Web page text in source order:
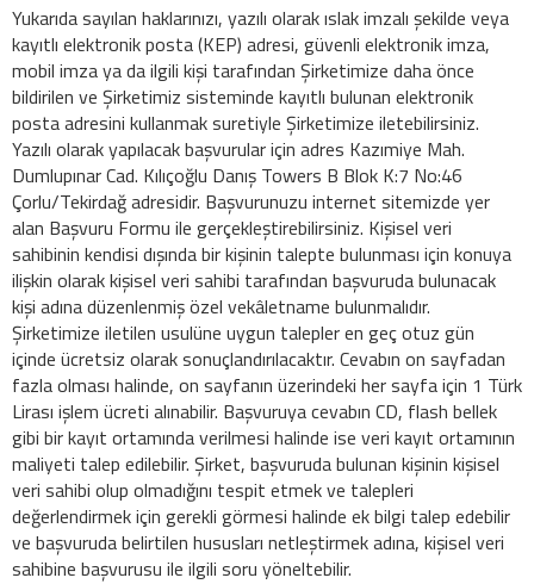
Yukarıda sayılan haklarınızı, yazılı olarak ıslak imzalı şekilde veya
kayıtlı elektronik posta (KEP) adresi, güvenli elektronik imza,
mobil imza ya da ilgili kişi tarafından Şirketimize daha önce
bildirilen ve Şirketimiz sisteminde kayıtlı bulunan elektronik
posta adresini kullanmak suretiyle Şirketimize iletebilirsiniz.
Yazılı olarak yapılacak başvurular için adres Kazımiye Mah.
Dumlupınar Cad. Kılıçoğlu Danış Towers B Blok K:7 No:46
Çorlu/Tekirdağ adresidir. Başvurunuzu internet sitemizde yer
alan Başvuru Formu ile gerçekleştirebilirsiniz. Kişisel veri
sahibinin kendisi dışında bir kişinin talepte bulunması için konuya
ilişkin olarak kişisel veri sahibi tarafından başvuruda bulunacak
kişi adına düzenlenmiş özel vekâletname bulunmalıdır.
Şirketimize iletilen usulüne uygun talepler en geç otuz gün
içinde ücretsiz olarak sonuçlandırılacaktır. Cevabın on sayfadan
fazla olması halinde, on sayfanın üzerindeki her sayfa için 1 Türk
Lirası işlem ücreti alınabilir. Başvuruya cevabın CD, flash bellek
gibi bir kayıt ortamında verilmesi halinde ise veri kayıt ortamının
maliyeti talep edilebilir. Şirket, başvuruda bulunan kişinin kişisel
veri sahibi olup olmadığını tespit etmek ve talepleri
değerlendirmek için gerekli görmesi halinde ek bilgi talep edebilir
ve başvuruda belirtilen hususları netleştirmek adına, kişisel veri
sahibine başvurusu ile ilgili soru yöneltebilir.